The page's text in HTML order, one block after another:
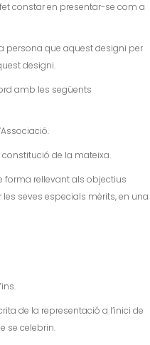
constar en presentar-se com a
persona que aquest designi per
designi.
amb les següents
de la mateixa.
forma rellevant als objectius
seves especials mèrits, en una
de la representació a l’inici de
se celebrin.